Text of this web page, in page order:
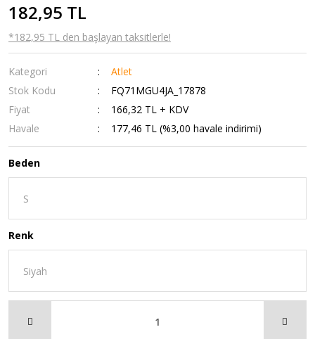
182,95 TL
*182,95 TL den başlayan taksitlerle!
Kategori
Atlet
Stok Kodu
FQ71MGU4JA_17878
Fiyat
166,32 TL + KDV
Havale
177,46 TL (%3,00 havale indirimi)
Beden
Renk